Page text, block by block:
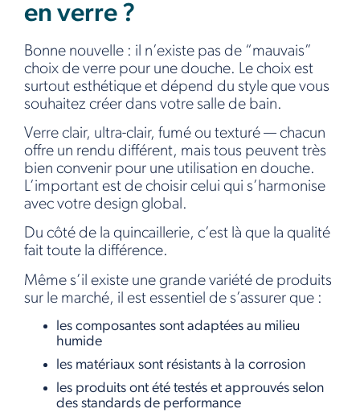
en verre ?
Bonne nouvelle : il n’existe pas de “mauvais”
choix de verre pour une douche. Le choix est
surtout esthétique et dépend du style que vous
souhaitez créer dans votre salle de bain.
Verre clair, ultra-clair, fumé ou texturé — chacun
offre un rendu différent, mais tous peuvent très
bien convenir pour une utilisation en douche.
L’important est de choisir celui qui s’harmonise
avec votre design global.
Du côté de la quincaillerie, c’est là que la qualité
fait toute la différence.
Même s’il existe une grande variété de produits
sur le marché, il est essentiel de s’assurer que :
les composantes sont adaptées au milieu
humide
les matériaux sont résistants à la corrosion
les produits ont été testés et approuvés selon
des standards de performance